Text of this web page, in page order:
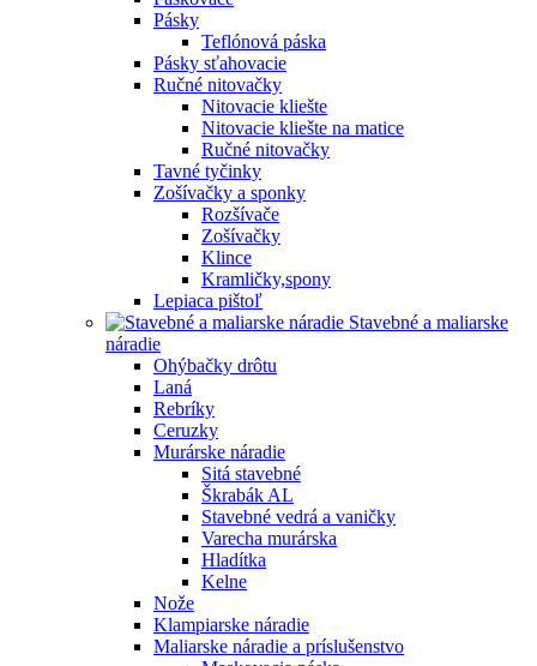
Pásky
Teflónová páska
Pásky sťahovacie
Ručné nitovačky
Nitovacie kliešte
Nitovacie kliešte na matice
Ručné nitovačky
Tavné tyčinky
Zošívačky a sponky
Rozšívače
Zošívačky
Klince
Kramličky,spony
Lepiaca pištoľ
Stavebné a maliarske
náradie
Ohýbačky drôtu
Laná
Rebríky
Ceruzky
Murárske náradie
Sitá stavebné
Škrabák AL
Stavebné vedrá a vaničky
Varecha murárska
Hladítka
Kelne
Nože
Klampiarske náradie
Maliarske náradie a príslušenstvo